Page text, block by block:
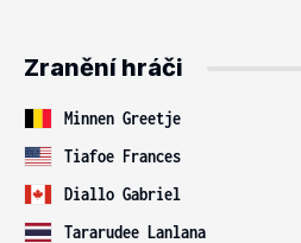
Zranění hráči
Minnen Greetje
Tiafoe Frances
Diallo Gabriel
Tararudee Lanlana